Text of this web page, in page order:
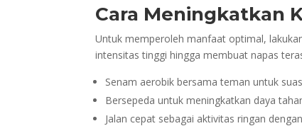
Cara Meningkatkan
Untuk memperoleh manfaat optimal,
intensitas tinggi hingga membuat napas
Senam aerobik bersama teman untuk
Bersepeda untuk meningkatkan daya
Jalan cepat sebagai aktivitas ringan